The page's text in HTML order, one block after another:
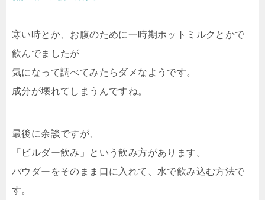
寒い時とか、お腹のために一時期ホットミルクとかで
飲んでましたが
気になって調べてみたらダメなようです。
成分が壊れてしまうんですね。
最後に余談ですが、
「ビルダー飲み」という飲み方があります。
パウダーをそのまま口に入れて、水で飲み込む方法で
す。